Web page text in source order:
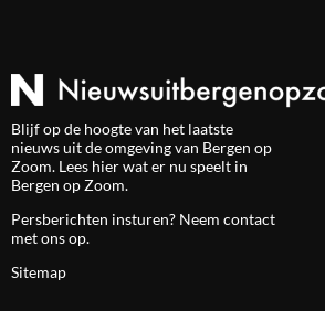
Blijf op de hoogte van het laatste
nieuws uit de omgeving van Bergen op
Zoom. Lees hier wat er nu speelt in
Bergen op Zoom.
Persberichten insturen? Neem contact
met ons op.
Sitemap